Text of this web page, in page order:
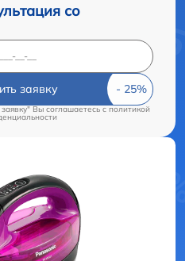
со
заявку
Вы соглашаетесь cполитикой